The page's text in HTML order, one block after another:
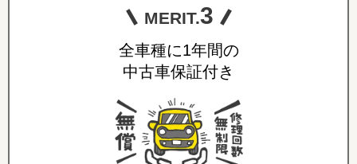
MERIT.3
全車種に1年間の
中古車保証付き